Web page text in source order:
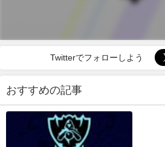
Twitterでフォローしよう
おすすめの記事